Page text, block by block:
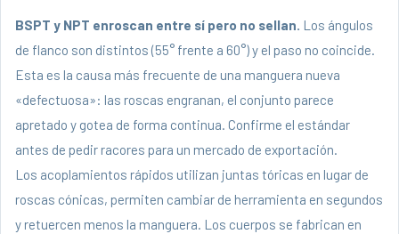
BSPT y NPT enroscan entre sí pero no sellan. Los ángulos
de flanco son distintos (55° frente a 60°) y el paso no coincide.
Esta es la causa más frecuente de una manguera nueva
«defectuosa»: las roscas engranan, el conjunto parece
apretado y gotea de forma continua. Confirme el estándar
antes de pedir racores para un mercado de exportación.
Los acoplamientos rápidos utilizan juntas tóricas en lugar de
roscas cónicas, permiten cambiar de herramienta en segundos
y retuercen menos la manguera. Los cuerpos se fabrican en